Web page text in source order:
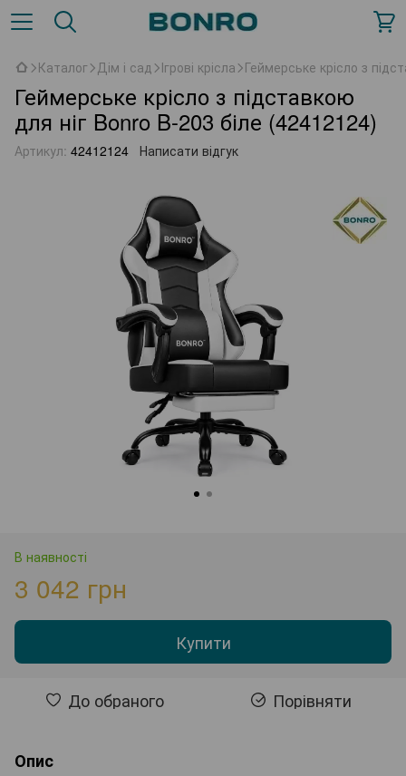
Каталог Дім і сад Ігрові крісла Геймерське крісло з
Геймерське крісло з підставкою
для ніг Bonro B-203 біле (42412124)
Артикул: 42412124 Написати відгук
В наявності
3 042 грн
Купити
До обраного Порівняти
Опис